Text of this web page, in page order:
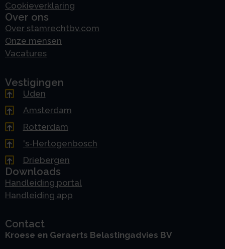
Cookieverklaring
Over ons
Over stamrechtbv.com
Onze mensen
Vacatures
Vestigingen
Uden
Amsterdam
Rotterdam
's-Hertogenbosch
Driebergen
Downloads
Handleiding portal
Handleiding app
Contact
Kroese en Geraerts Belastingadvies BV